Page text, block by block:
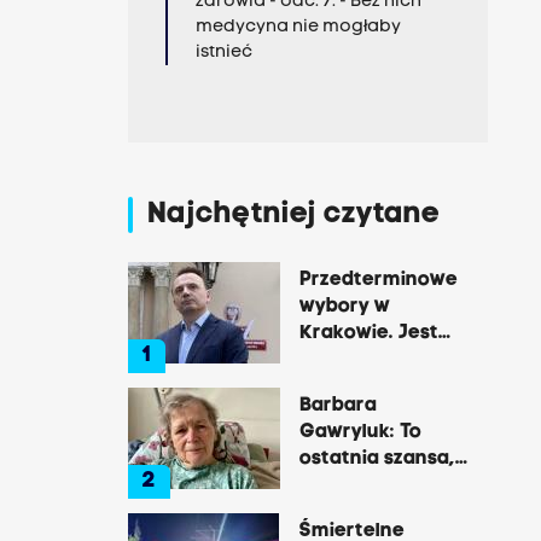
medycyna nie mogłaby
istnieć
Najchętniej czytane
1
Przedterminowe
wybory w
Krakowie. Jest
2
Barbara
Gawryluk: To
ostatnia szansa,
Śmiertelne